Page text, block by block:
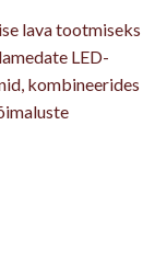
lava tootmiseks
LED-
kombineerides